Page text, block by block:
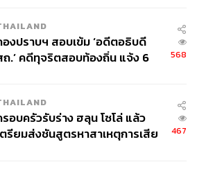
งปราบฯ สอบเข้ม ‘อดีตอธิบดี
ถ.’ คดีทุจริตสอบท้องถิ่น แจ้ง 6
568
อบครัวรับร่าง ฮลุน โซโล่ แล้ว
ตรียมส่งชันสูตรหาสาเหตุการเสีย
467